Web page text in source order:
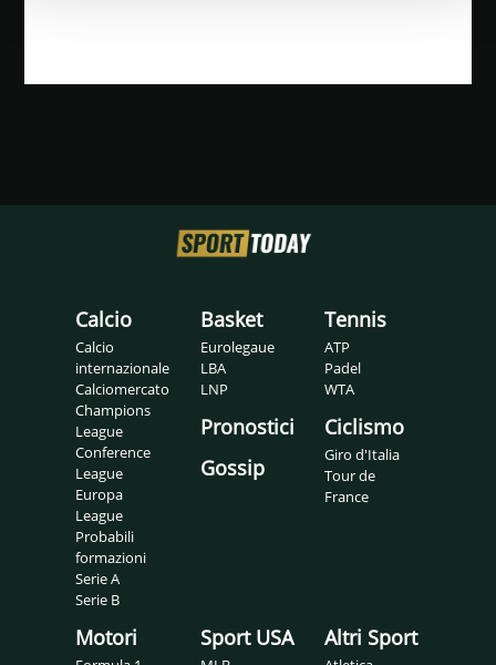
Calcio
Calcio
internazionale
Calciomercato
Champions
League
Conference
League
Europa
League
Probabili
formazioni
Serie A
Serie B
Basket
Eurolegaue
LBA
LNP
Pronostici
Gossip
Tennis
ATP
Padel
WTA
Ciclismo
Giro d'Italia
Tour de
France
Motori Sport USA Altri Sport